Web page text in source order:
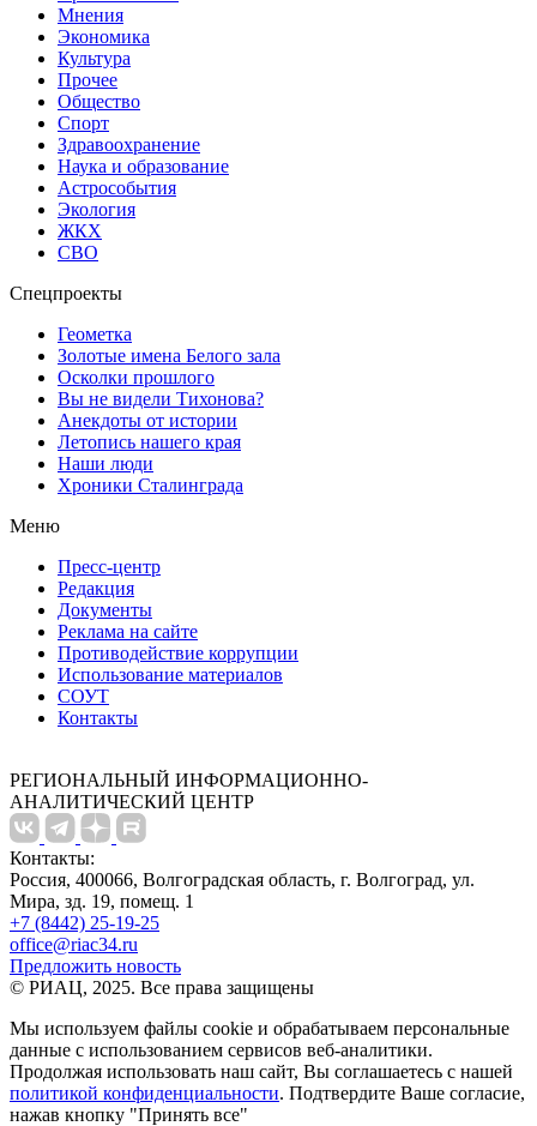
Мнения
Экономика
Культура
Прочее
Общество
Спорт
Здравоохранение
Наука и образование
Астрособытия
Экология
ЖКХ
СВО
Спецпроекты
Геометка
Золотые имена Белого зала
Осколки прошлого
Вы не видели Тихонова?
Анекдоты от истории
Летопись нашего края
Наши люди
Хроники Сталинграда
Меню
Пресс-центр
Редакция
Документы
Реклама на сайте
Противодействие коррупции
Использование материалов
СОУТ
Контакты
РЕГИОНАЛЬНЫЙ ИНФОРМАЦИОННО-
АНАЛИТИЧЕСКИЙ ЦЕНТР
Контакты:
Россия, 400066, Волгоградская область, г. Волгоград, ул.
Мира, зд. 19, помещ. 1
+7 (8442) 25-19-25
office@riac34.ru
Предложить новость
© РИАЦ, 2025. Все права защищены
Мы используем файлы сookie и обрабатываем персональные
данные с использованием сервисов веб-аналитики.
Продолжая использовать наш сайт, Вы соглашаетесь с нашей
политикой конфиденциальности. Подтвердите Ваше согласие,
нажав кнопку "Принять все"